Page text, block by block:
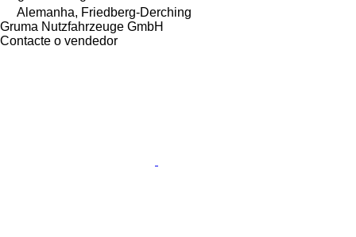
Alemanha, Friedberg-Derching
Gruma Nutzfahrzeuge GmbH
Contacte o vendedor